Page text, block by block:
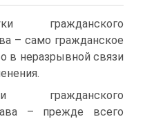
гражданского
– само гражданское
в неразрывной связи
гражданского
– прежде всего